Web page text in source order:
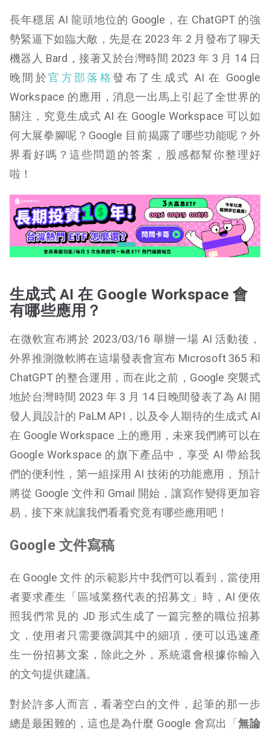
長年穩居 AI 龍頭地位的 Google，在 ChatGPT 的強
勢緊逼下如臨大敵，先是在 2023 年 2 月發布了聊天
機器人 Bard，接著又於台灣時間 2023 年 3 月 14 日
晚間於官方部落格發布了生成式 AI 在 Google
Workspace 的應用，消息一出馬上引起了全世界的
關注，究竟生成式 AI 在 Google Workspace 可以如
何大展拳腳呢？Google 目前揭露了哪些功能呢？外
界看好嗎？這些問題的答案，股感都幫你整理好
啦！
生成式 AI 在 Google Workspace 會
有哪些應用？
在微軟宣布將於 2023/03/16 舉辦一場 AI 活動後，
外界推測微軟將在這場發表會宣布 Microsoft 365 和
ChatGPT 的整合運用，而在此之前，Google 突襲式
地於台灣時間 2023 年 3 月 14 日晚間發表了為 AI 開
發人員設計的 PaLM API，以及令人期待的生成式 AI
在 Google Workspace 上的應用，未來我們將可以在
Google Workspace 的旗下產品中，享受 AI 帶給我
們的便利性，第一組採用 AI 技術的功能應用， 預計
將從 Google 文件和 Gmail 開始，讓寫作變得更加容
易，接下來就讓我們看看究竟有哪些應用吧！
Google 文件寫稿
在 Google 文件 的示範影片中我們可以看到，當使用
者要求產生「區域業務代表的招募文」時，AI 便依
照我們常見的 JD 形式生成了一篇完整的職位招募
文，使用者只需要微調其中的細項，便可以迅速產
生一份招募文案，除此之外，系統還會根據你輸入
的文句提供建議。
對於許多人而言，看著空白的文件，起筆的那一步
總是最困難的，這也是為什麼 Google 會寫出「無論